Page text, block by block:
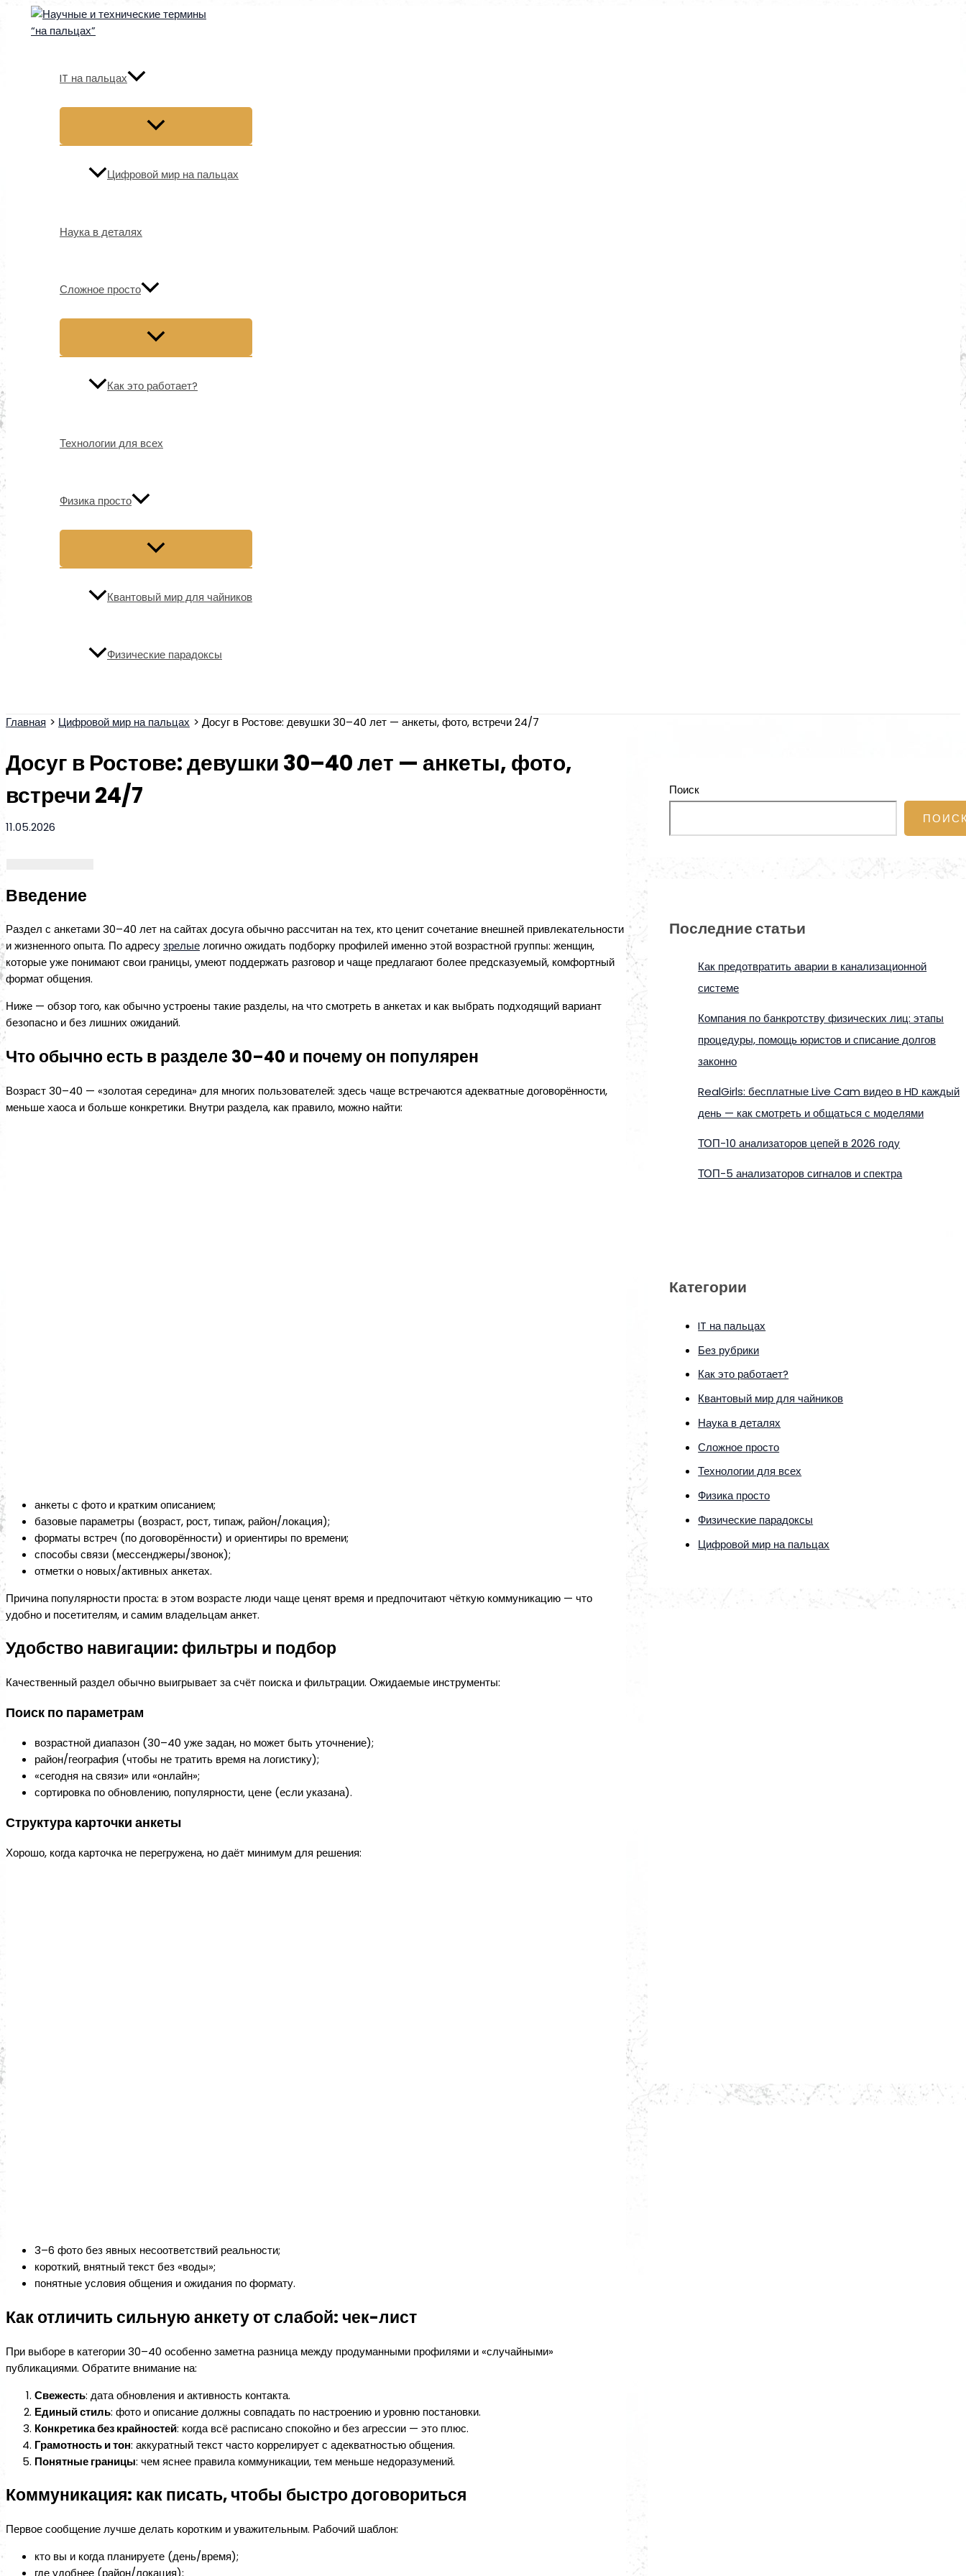
Перейти
IT на пальцах
Цифровой мир на пальцах
Наука в деталях
Сложное просто
Как это работает?
Технологии для всех
Физика просто
Квантовый мир для чайников
Физические парадоксы
Главная Цифровой мир на пальцах Досуг в Ростове: девушки 30–40 лет — анкеты, фото, встречи 24/7
Досуг в Ростове: девушки 30–40 лет — анкеты, фото,
встречи 24/7
11.05.2026
Введение
Раздел с анкетами 30–40 лет на сайтах досуга обычно рассчитан на тех, кто ценит сочетание внешней привлекательности
и жизненного опыта. По адресузрелыелогично ожидать подборку профилей именно этой возрастной группы: женщин,
которые уже понимают свои границы, умеют поддержать разговор и чаще предлагают более предсказуемый, комфортный
формат общения.
Ниже — обзор того, как обычно устроены такие разделы, на что смотреть в анкетах и как выбрать подходящий вариант
безопасно и без лишних ожиданий.
Что обычно есть в разделе 30–40 и почему он популярен
Возраст 30–40 — «золотая середина» для многих пользователей: здесь чаще встречаются адекватные договорённости,
меньше хаоса и больше конкретики. Внутри раздела, как правило, можно найти:
анкеты с фото и кратким описанием;
базовые параметры (возраст, рост, типаж, район/локация);
форматы встреч (по договорённости) и ориентиры по времени;
способы связи (мессенджеры/звонок);
отметки о новых/активных анкетах.
Причина популярности проста: в этом возрасте люди чаще ценят время и предпочитают чёткую коммуникацию — что
удобно и посетителям, и самим владельцам анкет.
Удобство навигации: фильтры и подбор
Качественный раздел обычно выигрывает за счёт поиска и фильтрации. Ожидаемые инструменты:
Поиск по параметрам
возрастной диапазон (30–40 уже задан, но может быть уточнение);
район/география (чтобы не тратить время на логистику);
«сегодня на связи» или «онлайн»;
сортировка по обновлению, популярности, цене (если указана).
Структура карточки анкеты
Хорошо, когда карточка не перегружена, но даёт минимум для решения:
3–6 фото без явных несоответствий реальности;
короткий, внятный текст без «воды»;
понятные условия общения и ожидания по формату.
Как отличить сильную анкету от слабой: чек-лист
При выборе в категории 30–40 особенно заметна разница между продуманными профилями и «случайными»
публикациями. Обратите внимание на:
Свежесть: дата обновления и активность контакта.
Единый стиль: фото и описание должны совпадать по настроению и уровню постановки.
Конкретика без крайностей: когда всё расписано спокойно и без агрессии — это плюс.
Грамотность и тон: аккуратный текст часто коррелирует с адекватностью общения.
Понятные границы: чем яснее правила коммуникации, тем меньше недоразумений.
Коммуникация: как писать, чтобы быстро договориться
Первое сообщение лучше делать коротким и уважительным. Рабочий шаблон:
кто вы и когда планируете (день/время);
где удобнее (район/локация);
Поиск
Последние статьи
Как предотвратить аварии в канализационной
системе
Компания по банкротству физических лиц: этапы
процедуры, помощь юристов и списание долгов
законно
RealGirls: бесплатные Live Cam видео в HD каждый
день — как смотреть и общаться с моделями
ТОП-10 анализаторов цепей в 2026 году
ТОП-5 анализаторов сигналов и спектра
Категории
IT на пальцах
Без рубрики
Как это работает?
Квантовый мир для чайников
Наука в деталях
Сложное просто
Технологии для всех
Физика просто
Физические парадоксы
Цифровой мир на пальцах